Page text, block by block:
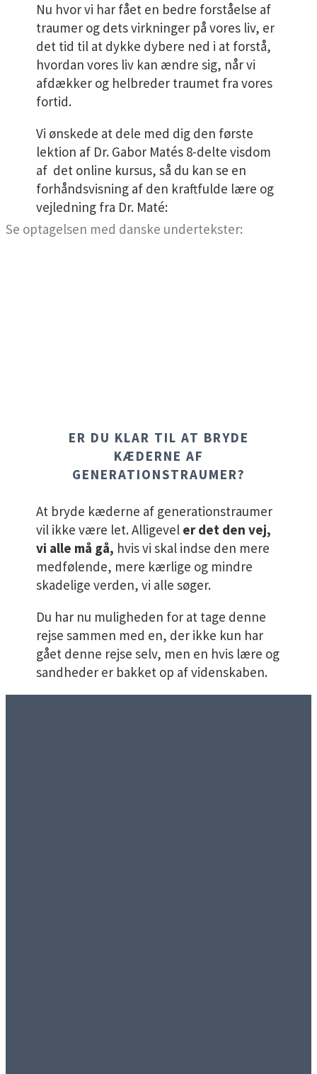
Nu hvor vi har fået en bedre forståelse af
traumer og dets virkninger på vores liv, er
det tid til at dykke dybere ned i at forstå,
hvordan vores liv kan ændre sig, når vi
afdækker og helbreder traumet fra vores
fortid.
Vi ønskede at dele med dig den første
lektion af Dr. Gabor Matés 8-delte visdom
af det online kursus, så du kan se en
forhåndsvisning af den kraftfulde lære og
vejledning fra Dr. Maté:
Se optagelsen med danske undertekster:
ER DU KLAR TIL AT BRYDE
KÆDERNE AF
GENERATIONSTRAUMER?
At bryde kæderne af generationstraumer
vil ikke være let. Alligevel er det den vej,
vi alle må gå, hvis vi skal indse den mere
medfølende, mere kærlige og mindre
skadelige verden, vi alle søger.
Du har nu muligheden for at tage denne
rejse sammen med en, der ikke kun har
gået denne rejse selv, men en hvis lære og
sandheder er bakket op af videnskaben.